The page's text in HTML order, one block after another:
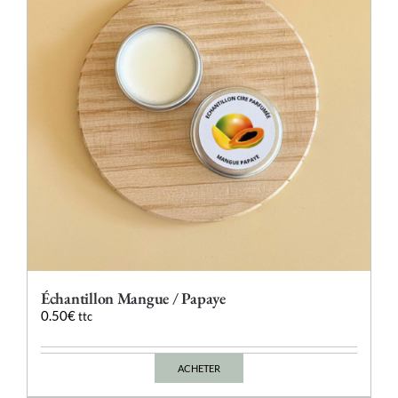
être
choisies
sur
la
page
du
produit
Échantillon Mangue / Papaye
0.50€ ttc
ACHETER
Ce